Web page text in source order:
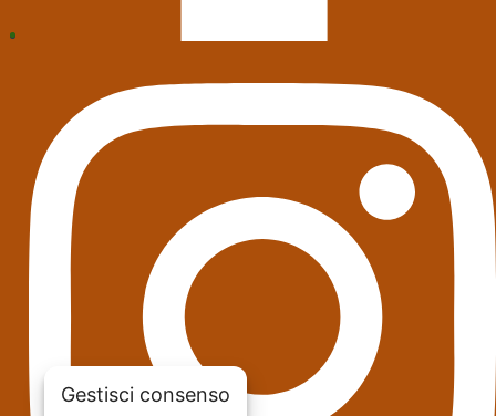
Gestisci consenso